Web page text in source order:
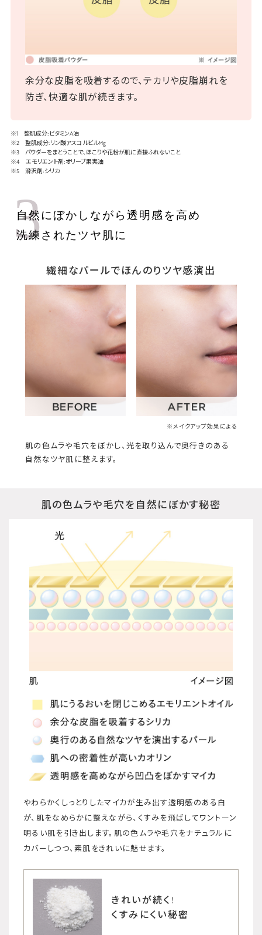
余分な皮脂を吸着するので、テカリや皮脂崩れを
防ぎ、快適な肌が続きます。
※1 整肌成分:ビタミンA油
※2 整肌成分:リン酸アスコルビルMg
※3 パウダーをまとうことで、ほこりや花粉が肌に直接ふれないこと
※4 エモリエント剤:オリーブ果実油
※5 滑沢剤:シリカ
3
自然にぼかしながら透明感を高め
洗練されたツヤ肌に
繊細なパールでほんのりツヤ感演出
※メイクアップ効果による
肌の色ムラや毛穴をぼかし、光を取り込んで奥行きのある
自然なツヤ肌に整えます。
肌の色ムラや毛穴を自然にぼかす秘密
やわらかくしっとりしたマイカが生み出す透明感のある白
が、肌をなめらかに整えながら、くすみを飛ばしてワントーン
明るい肌を引き出します。肌の色ムラや毛穴をナチュラルに
カバーしつつ、素肌をきれいに魅せます。
きれいが続く!
くすみにくい秘密